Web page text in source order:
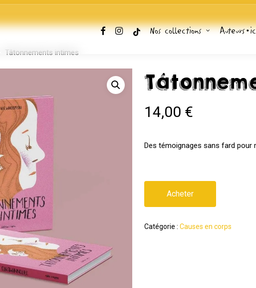
facebook
instagram
tiktokNos collections
Tâtonnements intimes
14,00 €
Des témoignages sans fard pour
Acheter
Catégorie : Causes en corps